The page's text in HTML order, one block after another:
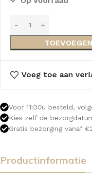
Voeg toe aan
Voor 11:00u besteld,
Kies zelf de
Gratis bezorging vanaf
Productinformatie